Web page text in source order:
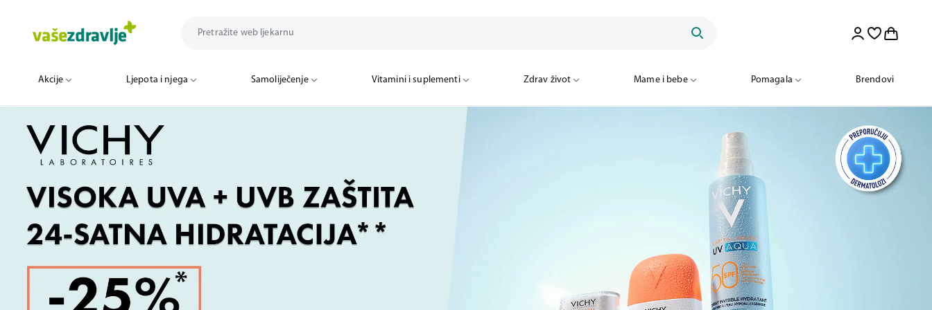
Akcije Ljepota i njega Samoliječenje Vitamini i suplementi Zdrav život Mame i bebe Pomagala Brendovi